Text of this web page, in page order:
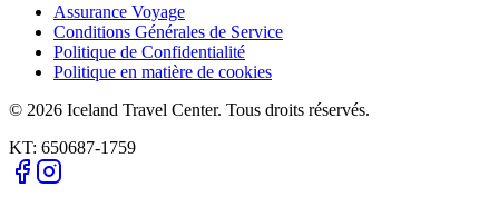
Assurance Voyage
Conditions Générales de Service
Politique de Confidentialité
Politique en matière de cookies
© 2026 Iceland Travel Center. Tous droits réservés.
KT: 650687-1759